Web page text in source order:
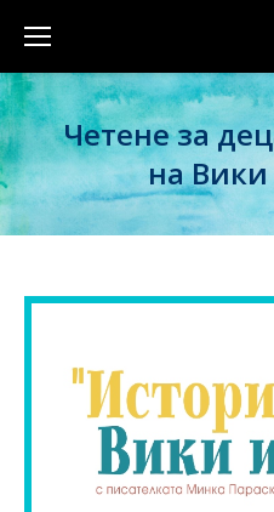
Четене за
на